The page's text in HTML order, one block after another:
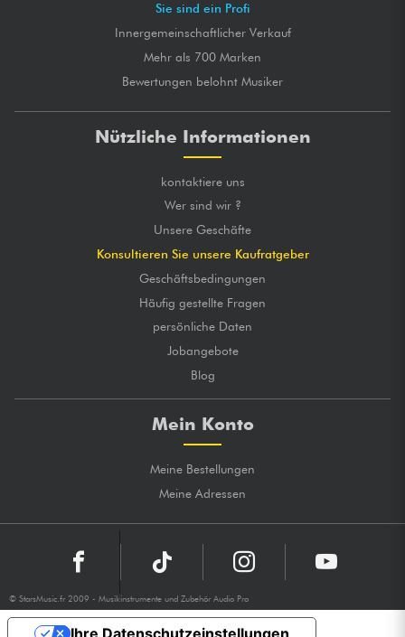
Sie sind ein Profi
Innergemeinschaftlicher Verkauf
Mehr als 700 Marken
Bewertungen belohnt Musiker
Nützliche Informationen
kontaktiere uns
Wer sind wir ?
Unsere Geschäfte
Konsultieren Sie unsere Kaufratgeber
Geschäftsbedingungen
Häufig gestellte Fragen
persönliche Daten
Jobangebote
Blog
Mein Konto
Meine Bestellungen
Meine Adressen
© StarsMusic.fr 2009 - Musikinstrumente und Zubehör Audio Pro
Ihre Datenschutzeinstellungen